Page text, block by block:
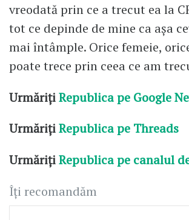
vreodată prin ce a trecut ea la
tot ce depinde de mine ca așa
mai întâmple. Orice femeie,
poate trece prin ceea ce am
UrmărițiRepublica pe Google
UrmărițiRepublica pe Threads
UrmărițiRepublica pe canalul
Îți recomandăm